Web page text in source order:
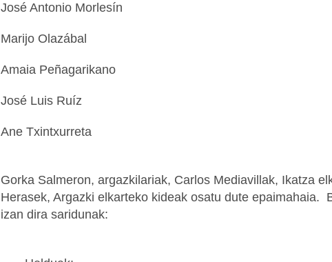
José Antonio Morlesín
Marijo Olazábal
Amaia Peñagarikano
José Luis Ruíz
Ane Txintxurreta
Gorka Salmeron, argazkilariak, Carlos Mediavillak, Ikatza
Herasek, Argazki elkarteko kideak osatu dute epaimahaia.
izan dira saridunak: